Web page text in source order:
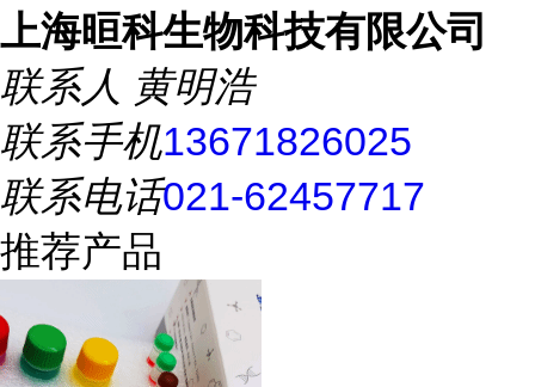
上海晅科生物科技有限公司
联系人 黄明浩
联系手机13671826025
联系电话021-62457717
推荐产品